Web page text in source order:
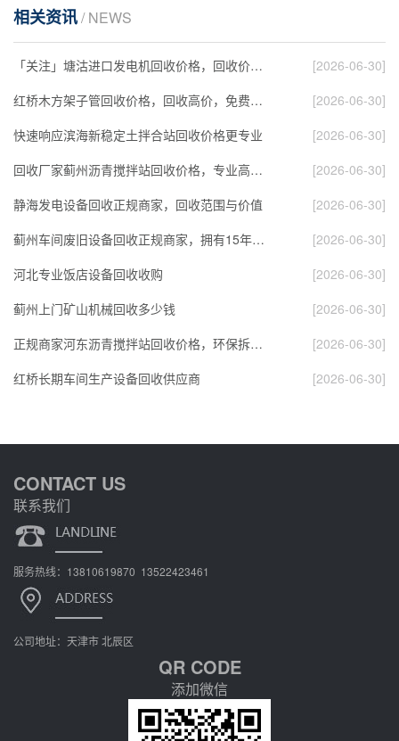
相关资讯/ NEWS
「关注」塘沽进口发电机回收价格，回收价格高于…
[2026-06-30]
红桥木方架子管回收价格，回收高价，免费拆除运…
[2026-06-30]
快速响应滨海新稳定土拌合站回收价格更专业
[2026-06-30]
回收厂家蓟州沥青搅拌站回收价格，专业高价回收…
[2026-06-30]
静海发电设备回收正规商家，回收范围与价值
[2026-06-30]
蓟州车间废旧设备回收正规商家，拥有15年回收经…
[2026-06-30]
河北专业饭店设备回收收购
[2026-06-30]
蓟州上门矿山机械回收多少钱
[2026-06-30]
正规商家河东沥青搅拌站回收价格，环保拆解，推…
[2026-06-30]
红桥长期车间生产设备回收供应商
[2026-06-30]
CONTACT US
联系我们
服务热线：13810619870 13522423461
公司地址：天津市 北辰区
QR CODE
添加微信